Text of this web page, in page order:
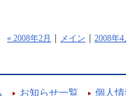
« 2008年2月 メイン 2008年4
お知らせ一覧 個人